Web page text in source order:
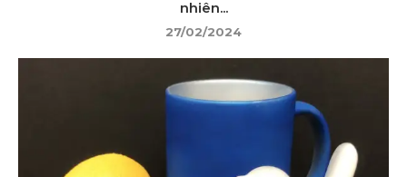
nhiên...
27/02/2024